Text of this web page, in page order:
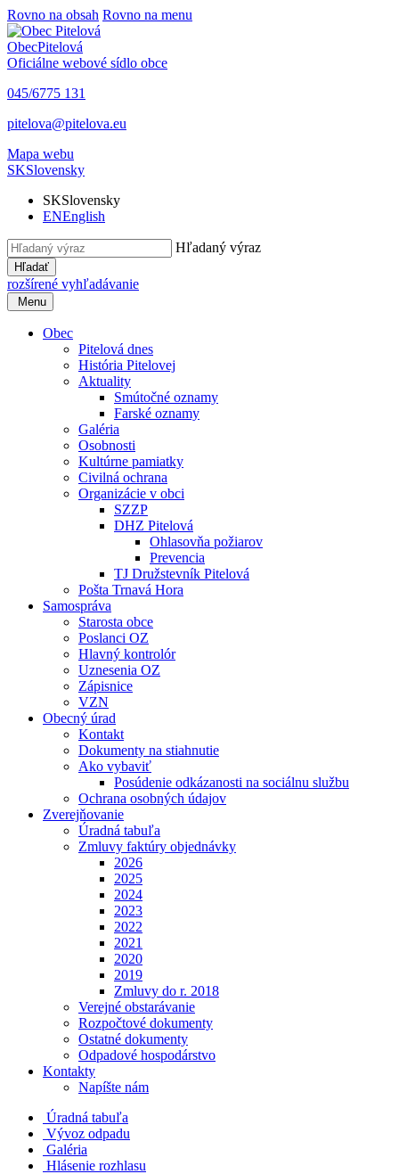
Rovno na obsah Rovno na menu
ObecPitelová
Oficiálne webové sídlo obce
045/6775 131
pitelova@pitelova.eu
Mapa webu
SKSlovensky
SKSlovensky
ENEnglish
Hľadaný výraz
Hľadať
rozšírené vyhľadávanie
Menu
Obec
Pitelová dnes
História Pitelovej
Aktuality
Smútočné oznamy
Farské oznamy
Galéria
Osobnosti
Kultúrne pamiatky
Civilná ochrana
Organizácie v obci
SZZP
DHZ Pitelová
Ohlasovňa požiarov
Prevencia
TJ Družstevník Pitelová
Pošta Trnavá Hora
Samospráva
Starosta obce
Poslanci OZ
Hlavný kontrolór
Uznesenia OZ
Zápisnice
VZN
Obecný úrad
Kontakt
Dokumenty na stiahnutie
Ako vybaviť
Posúdenie odkázanosti na sociálnu službu
Ochrana osobných údajov
Zverejňovanie
Úradná tabuľa
Zmluvy faktúry objednávky
2026
2025
2024
2023
2022
2021
2020
2019
Zmluvy do r. 2018
Verejné obstarávanie
Rozpočtové dokumenty
Ostatné dokumenty
Odpadové hospodárstvo
Kontakty
Napíšte nám
Úradná tabuľa
Vývoz odpadu
Galéria
Hlásenie rozhlasu